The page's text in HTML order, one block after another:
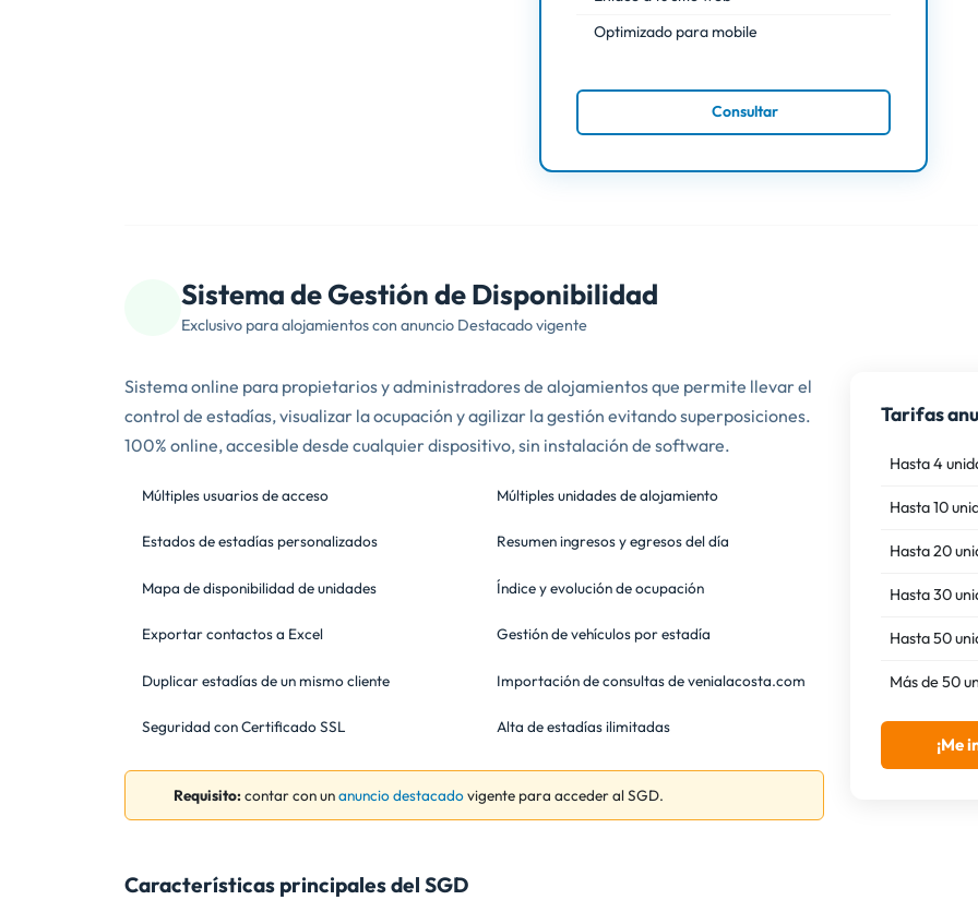
Optimizado para mobile
Consultar
Sistema de Gestión de Disponibilidad
Exclusivo para alojamientos con anuncio Destacado vigente
Sistema online para propietarios y administradores de alojamientos que permite llevar el
control de estadías, visualizar la ocupación y agilizar la gestión evitando superposiciones.
100% online, accesible desde cualquier dispositivo, sin instalación de software.
Múltiples usuarios de acceso Múltiples unidades de alojamiento
Estados de estadías personalizados Resumen ingresos y egresos del día
Mapa de disponibilidad de unidades Índice y evolución de ocupación
Exportar contactos a Excel Gestión de vehículos por estadía
Duplicar estadías de un mismo cliente Importación de consultas de venialacosta.com
Seguridad con Certificado SSL Alta de estadías ilimitadas
Requisito:contar con unanuncio destacadovigente para acceder al SGD.
Tarifas
Hasta 4
Hasta 10
Hasta 20
Hasta 30
Hasta 50
Más de 50
¡Me
Características principales del SGD